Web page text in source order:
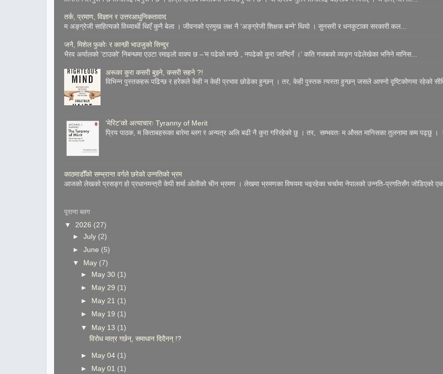
तर्क, प्रमाण, विज्ञान र उत्तरआधुनिकतावाद
म अङ्ग्रेजी साहित्यको विध्यार्थी थिएँ कुनै बेला । जीवनको प्रमुख लक्ष नै 'अङ्ग्रेजी शिक्षक बन्ने' थियो । सुनसरी र धनकुटाका सरकारी कल...
जनै, मिशेल फुकोः र कान्छी भाउजुको सिन्दुर
भैरव अर्यालको 'टाउको' निबन्धमा एउटा रमाइलो वाक्य छ –‘म पढेको मान्छे , नपढेको कुरा जान्दिनँ ।’ कति गजबको व्यङ्ग पढेलेखेका भनिने मानिस...
अरूका कुरा कसरी बुझ्ने, कसरी सहने ?!
विभिन्न पुस्तकहरू पढिन्छ र हरेकले केही न केही प्रभाव छोडेका हुन्छन् । तर, केही पुस्तक त्यस्ता हुन्छन् जसले आफ्नो दृष्टिकोणमा रहेको
'मेरिट'को अत्याचारः Tyranny of Merit
प्रिय पाठक, म किताबहरूका बारेमा ब्लग र अन्यत्र अलि बढी नै कुरा गरिरहेको छु । तर, सम्भवतः म औसत मानिसका तुलनामा कम पढ्छु
काठमाडौँको सम्भ्रान्त वर्गले छरेको उन्नतिको भ्रम
आजको लेखको प्रसङ्ग हो प्रधानमन्त्री केपी शर्मा ओलीको चीन भ्रमण । लेखमा भ्रमणका विषयमा भइरहेका चर्चामा नेपालको उन्नति-प्रगतिसँग जोडिएको
पूराना ब्लग
▼ 2026 (27)
►July (2)
►June (5)
▼
May (7)
►
May 30 (1)
►
May 29 (1)
►
May 21 (1)
►
May 19 (1)
▼ May 13 (1)
विरोध मात्र गर्छन्, समाधान दिदैनन् !?
► May 04 (1)
►
May 01 (1)